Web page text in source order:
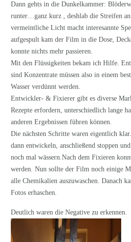
Dann gehts in die Dunkelkammer:
runter…ganz kurz , deshlab die Streifen an
vermeintliche Licht macht interesannte
aufgespult kam der Film in die Dose,
konnte nichts mehr passieren.
Mit den Flüssigkeiten bekam ich Hilfe.
sind Konzentrate müssen also in einem
Wasser verdünnt werden.
Entwickler- & Fixierer gibt es diverse
Rezepte erfordern, unterschiedlich lange
anderen Ergebnissen führen können.
Die nächsten Schritte waren eigentlich
dann entwickeln, anschließend stoppen
noch mal wässern.Nach dem Fixieren
werden. Nun sollte der Film noch einige
alle Chemikalien auszuwaschen. Danach
Fotos erhaschen.
Deutlich waren die Negative zu erkennen.